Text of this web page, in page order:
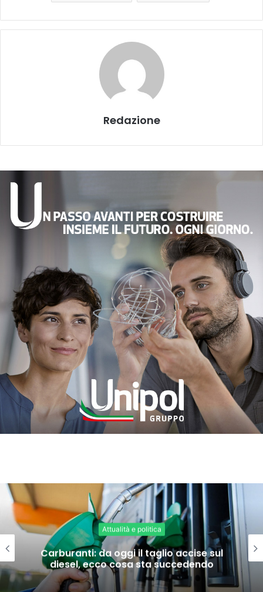
Redazione
Attualità e politica
Carburanti: da oggi il taglio accise sul
diesel, ecco cosa sta succedendo